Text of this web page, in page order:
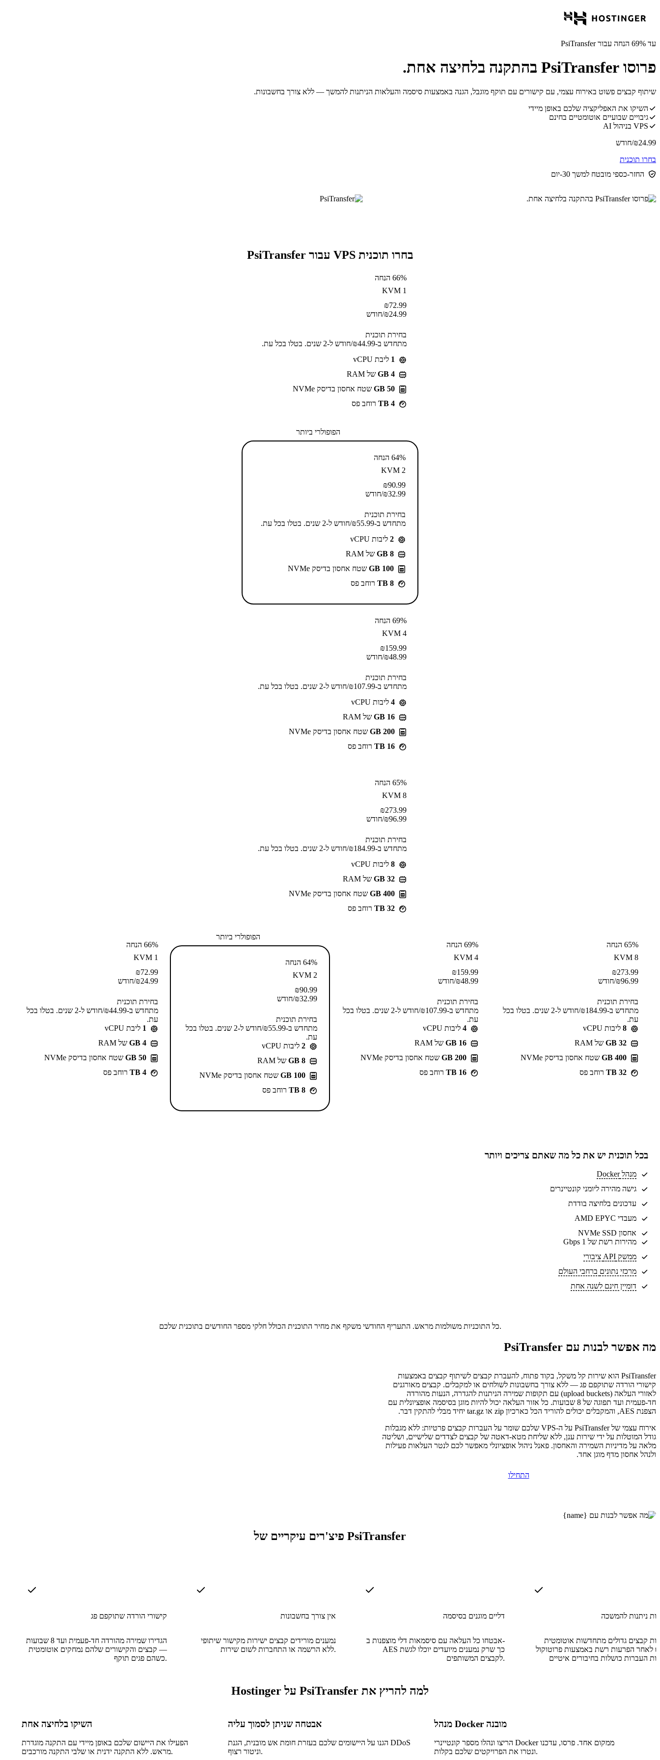
עד 69% הנחה עבור PsiTransfer
פרוסו PsiTransfer בהתקנה בלחיצה אחת.
שיתוף קבצים פשוט באירוח עצמי, עם קישורים עם תוקף מוגבל, הגנה באמצעות סיסמה והעלאות הניתנות להמשך — ללא צורך בחשבונות.
השיקו את האפליקציה שלכם באופן מיידי
גיבויים שבועיים אוטומטיים בחינם
VPS בניהול AI
24.99
₪/חודש
בחרו תוכנית
החזר-כספי מובטח למשך 30-יום
בחרו תוכנית VPS עבור PsiTransfer
66% הנחה
KVM 1
72.99
₪
24.99
₪/חודש
בחירת תוכנית
מתחדש ב-⁦44.99⁩₪/חודש ל-2 שנים. בטלו בכל עת.
1 ליבת vCPU
GB 4 של RAM
50 GB
שטח אחסון בדיסק NVMe
4 TB
רוחב פס
הפופולרי ביותר
64% הנחה
KVM 2
90.99
₪
32.99
₪/חודש
בחירת תוכנית
מתחדש ב-⁦55.99⁩₪/חודש ל-2 שנים. בטלו בכל עת.
2 ליבות vCPU
GB 8 של RAM
100 GB
שטח אחסון בדיסק NVMe
8 TB
רוחב פס
69% הנחה
KVM 4
159.99
₪
48.99
₪/חודש
בחירת תוכנית
מתחדש ב-⁦107.99⁩₪/חודש ל-2 שנים. בטלו בכל עת.
4 ליבות vCPU
GB 16 של RAM
200 GB
שטח אחסון בדיסק NVMe
16 TB
רוחב פס
65% הנחה
KVM 8
273.99
₪
96.99
₪/חודש
בחירת תוכנית
מתחדש ב-⁦184.99⁩₪/חודש ל-2 שנים. בטלו בכל עת.
8 ליבות vCPU
GB 32 של RAM
400 GB
שטח אחסון בדיסק NVMe
32 TB
רוחב פס
66% הנחה
KVM 1
72.99
₪
24.99
₪/חודש
בחירת תוכנית
מתחדש ב-⁦44.99⁩₪/חודש ל-2 שנים. בטלו בכל
עת.
1 ליבת vCPU
GB 4 של RAM
50 GB
שטח אחסון בדיסק NVMe
4 TB
רוחב פס
הפופולרי ביותר
64% הנחה
KVM 2
90.99
₪
32.99
₪/חודש
בחירת תוכנית
מתחדש ב-⁦55.99⁩₪/חודש ל-2 שנים. בטלו בכל
עת.
2 ליבות vCPU
GB 8 של RAM
100 GB
שטח אחסון בדיסק NVMe
8 TB
רוחב פס
69% הנחה
KVM 4
159.99
₪
48.99
₪/חודש
בחירת תוכנית
מתחדש ב-⁦107.99⁩₪/חודש ל-2 שנים. בטלו בכל
עת.
4 ליבות vCPU
GB 16 של RAM
200 GB
שטח אחסון בדיסק NVMe
16 TB
רוחב פס
65% הנחה
KVM 8
273.99
₪
96.99
₪/חודש
בחירת תוכנית
מתחדש ב-⁦184.99⁩₪/חודש ל-2 שנים. בטלו בכל
עת.
8 ליבות vCPU
GB 32 של RAM
400 GB
שטח אחסון בדיסק NVMe
32 TB
רוחב פס
בכל תוכנית יש את כל מה שאתם צריכים ויותר
מנהל Docker
גישה מהירה ליומני קונטיינרים
עדכונים בלחיצה בודדת
מעבדי AMD EPYC
אחסון NVMe SSD
מהירות רשת של 1 Gbps
ממשק API ציבורי
מרכזי נתונים ברחבי העולם
דומיין חינם לשנה אחת
כל התוכניות משולמות מראש. התעריף החודשי משקף את מחיר התוכנית הכולל חלקי מספר החודשים בתוכנית שלכם.
מה אפשר לבנות עם PsiTransfer
PsiTransfer הוא שירות קל משקל, בקוד פתוח, להעברת קבצים לשיתוף קבצים באמצעות
קישורי הורדה שתוקפם פג — ללא צורך בחשבונות לשולחים או למקבלים. קבצים מאורגנים
לאזורי העלאה (upload buckets) עם תקופות שמירה הניתנות להגדרה, הנעות מהורדה
חד-פעמית ועד תפוגה של 8 שבועות. כל אזור העלאה יכול להיות מוגן בסיסמה אופציונלית עם
הצפנת AES, והמקבלים יכולים להוריד הכל כארכיון zip או tar.gz יחיד מבלי להתקין דבר.
אירוח עצמי של PsiTransfer על ה-VPS שלכם שומר על העברות קבצים פרטיות: ללא מגבלות
גודל המוטלות על ידי שירות ענן, ללא שליחת מטא-דאטה של קבצים לצדדים שלישיים, ושליטה
מלאה על מדיניות השמירה והאחסון. פאנל ניהול אופציונלי מאפשר לכם לנטר העלאות פעילות
ולנהל אחסון מדף מוגן אחד.
התחילו
פיצ'רים עיקריים של PsiTransfer
קישורי הורדה שתוקפם פג
הגדירו שמירה מהורדה חד-פעמית ועד 8 שבועות
— קבצים והקישורים שלהם נמחקים אוטומטית
כשהם פגים תוקף.
אין צורך בחשבונות
נמענים מורידים קבצים ישירות מקישור שיתופי
ללא הרשמה או התחברות לשום שירות.
דליים מוגנים בסיסמה
אבטחו כל העלאה עם סיסמאות דלי מוצפנות ב-
AES כך שרק נמענים מיועדים יוכלו לגשת
לקבצים המשותפים.
ניתנות להמשכה
קבצים גדולים מתחדשות אוטומטית
לאחר הפרעות רשת באמצעות פרוטוקול tus io,
למה להריץ את PsiTransfer על Hostinger
השיקו בלחיצה אחת
הפעילו את היישום שלכם באופן מיידי עם התקנה מוגדרת
מראש. ללא התקנה ידנית או שלבי התקנה מורכבים.
אבטחה שניתן לסמוך עליה
הגנו על היישומים שלכם בעזרת חומת אש מובנית, הגנת DDoS
וניטור רצוף.
מנהל Docker מובנה
הריצו ונהלו מספר קונטיינרי Docker ממקום אחד. פרסו, עדכנו
ונטרו את הפרויקטים שלכם בקלות.